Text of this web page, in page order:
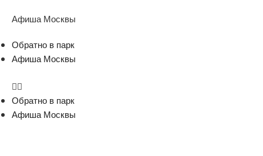
Афиша Москвы
Обратно в парк
Афиша Москвы
Обратно в парк
Афиша Москвы